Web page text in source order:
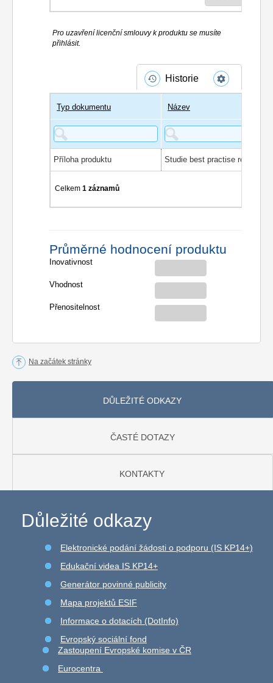
Pro uzavření licenční smlouvy k produktu se musíte
přihlásit.
Historie
Typ dokumentu Název
Příloha produktu
Celkem1 záznamů
Průměrné hodnocení produktu
Inovativnost
Vhodnost
Přenositelnost
Na začátek stránky
DŮLEŽITÉ ODKAZY
ČASTÉ DOTAZY
KONTAKTY
Důležité odkazy
Elektronické podání žádosti o podporu (IS KP14+)
Edukační videa IS KP14+
Generátor povinné publicity
Mapa projektů ESIF
Informace o dotacích (DotInfo)
Evropský sociální fond
Zastoupení Evropské komise v ČR
Eurocentra